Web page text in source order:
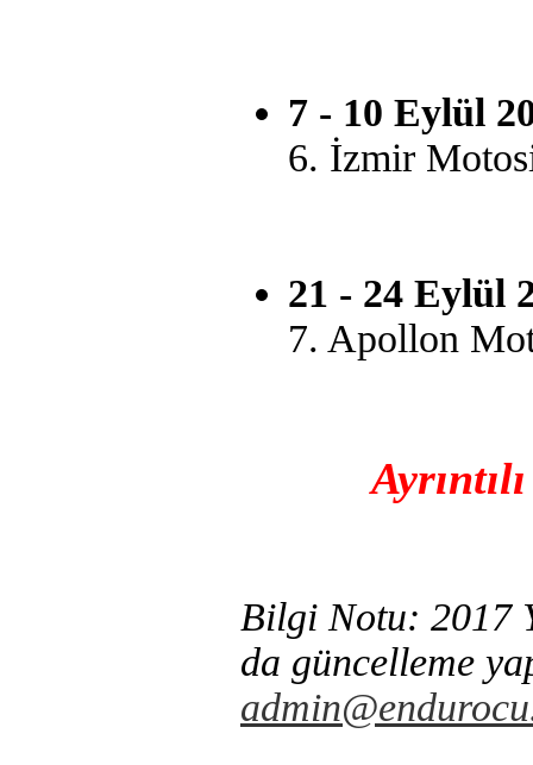
7 - 10 Eylül
6. İzmir
21 - 24 Eylül
7. Apollon
Bilgi Notu: 2017
da güncelleme